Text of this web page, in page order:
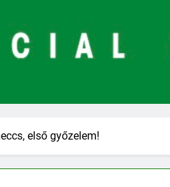
első győzelem!